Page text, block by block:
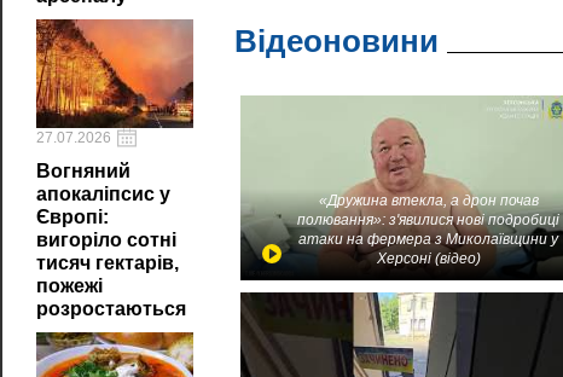
27.07.2026
Вогняний
апокаліпсис у
Європі:
вигоріло сотні
тисяч гектарів,
пожежі
розростаються
Відеоновини
«Дружина втекла, а дрон почав
полювання»: з'явилися нові подробиці
атаки на фермера з Миколаївщини у
Херсоні (відео)